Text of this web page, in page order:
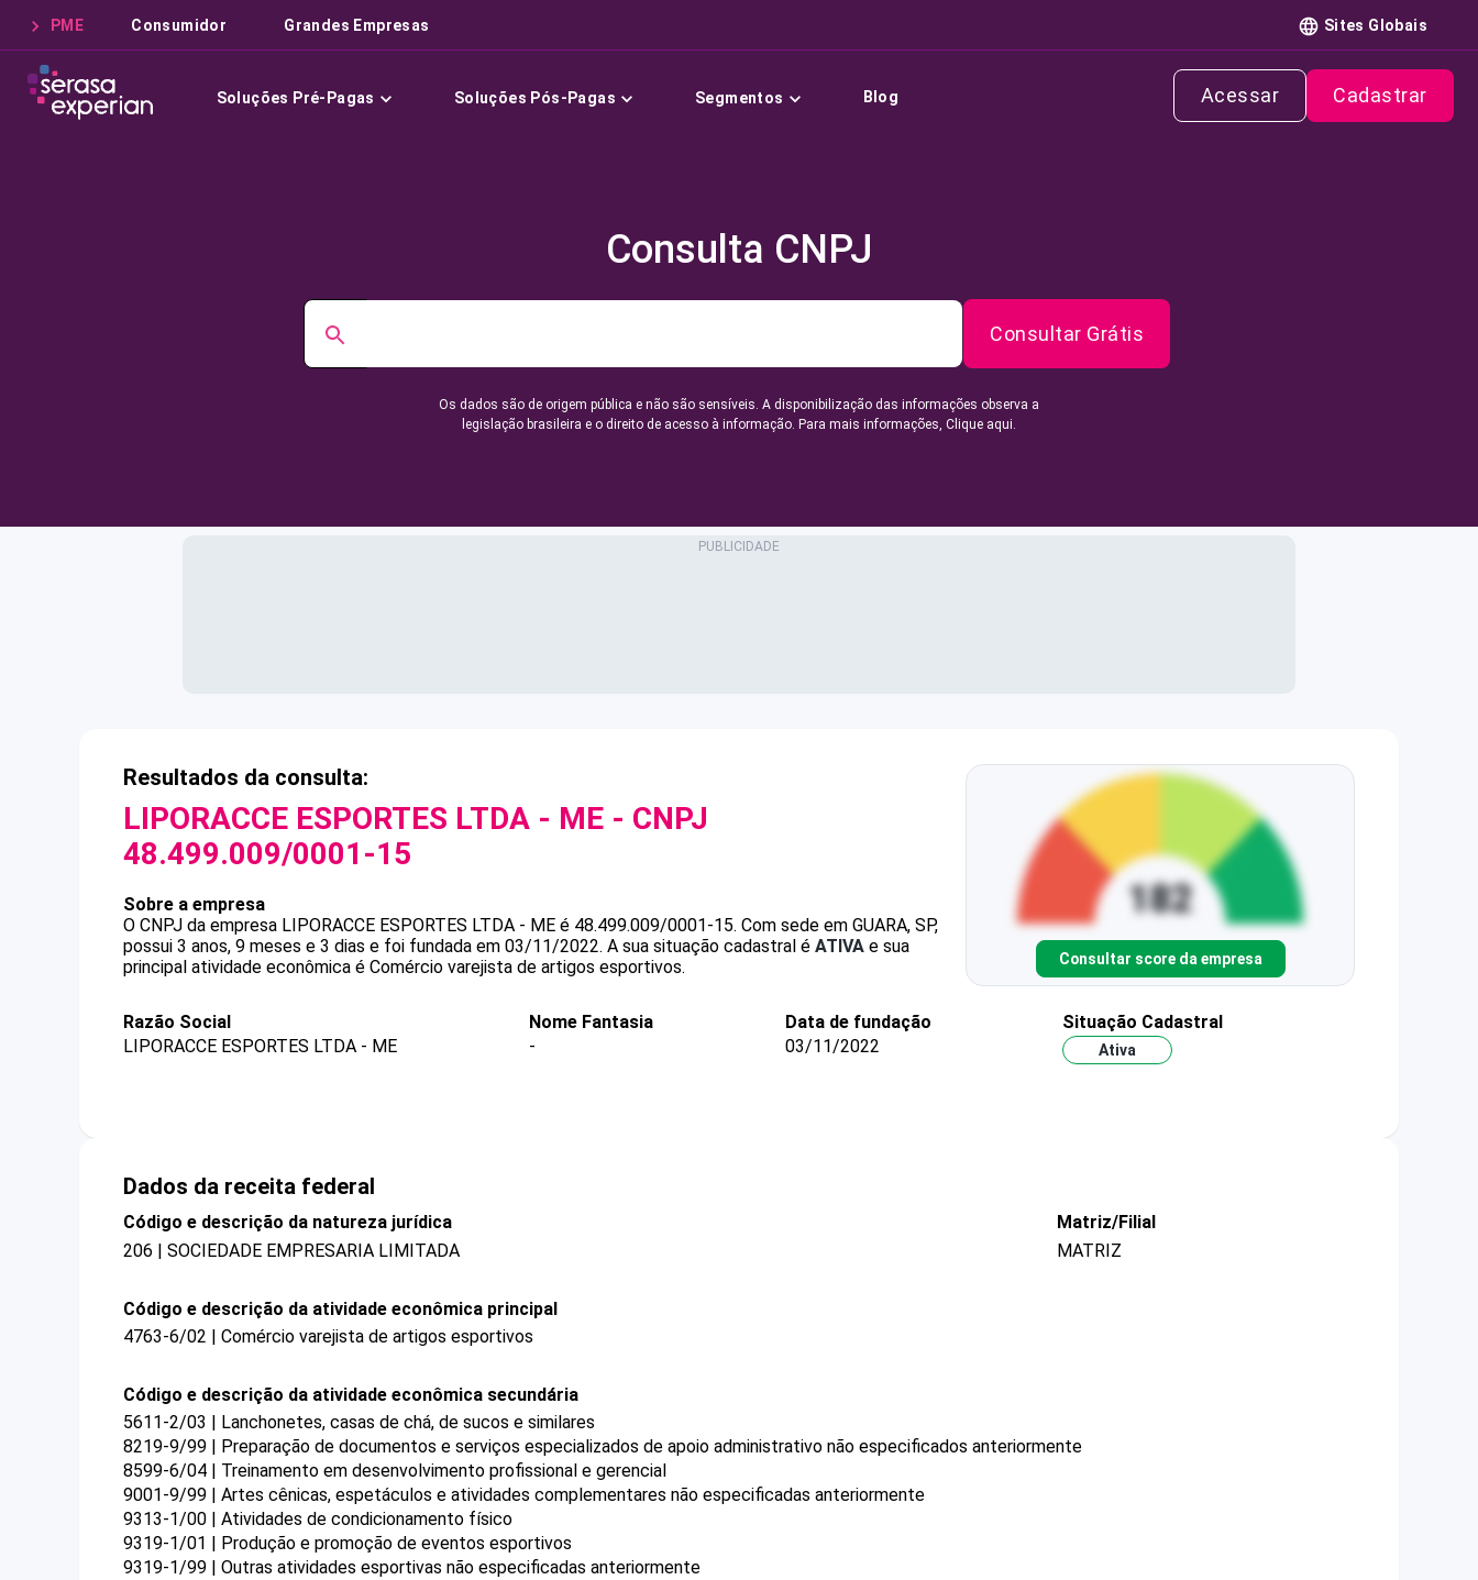
PME Consumidor Grandes Empresas Sites Globais
Soluções Pré-Pagas Soluções Pós-Pagas Segmentos Blog Acessar Cadastrar
Consulta CNPJ
Consultar Grátis
Os dados são de origem pública e não são sensíveis. A disponibilização das informações observa a
legislação brasileira e o direito de acesso à informação. Para mais informações, Clique aqui.
Resultados da consulta:
LIPORACCE ESPORTES LTDA - ME - CNPJ
48.499.009/0001-15
Sobre a empresa
O CNPJ da empresa LIPORACCE ESPORTES LTDA - ME é 48.499.009/0001-15. Com sede em GUARA, SP,
possui 3 anos, 9 meses e 3 dias e foi fundada em 03/11/2022. A sua situação cadastral é ATIVA e sua
principal atividade econômica é Comércio varejista de artigos esportivos.
Consultar score da empresa
Razão Social
LIPORACCE ESPORTES LTDA - ME
Nome Fantasia
-
Data de fundação
03/11/2022
Situação Cadastral
Ativa
Dados da receita federal
Código e descrição da natureza jurídica
206 | SOCIEDADE EMPRESARIA LIMITADA
Matriz/Filial
MATRIZ
Código e descrição da atividade econômica principal
4763-6/02 | Comércio varejista de artigos esportivos
Código e descrição da atividade econômica secundária
5611-2/03 | Lanchonetes, casas de chá, de sucos e similares
8219-9/99 | Preparação de documentos e serviços especializados de apoio administrativo não especificados anteriormente
8599-6/04 | Treinamento em desenvolvimento profissional e gerencial
9001-9/99 | Artes cênicas, espetáculos e atividades complementares não especificadas anteriormente
9313-1/00 | Atividades de condicionamento físico
9319-1/01 | Produção e promoção de eventos esportivos
9319-1/99 | Outras atividades esportivas não especificadas anteriormente